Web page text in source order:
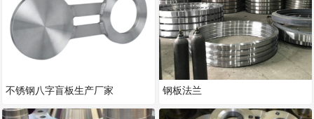
不锈钢八字盲板生产厂家 钢板法兰